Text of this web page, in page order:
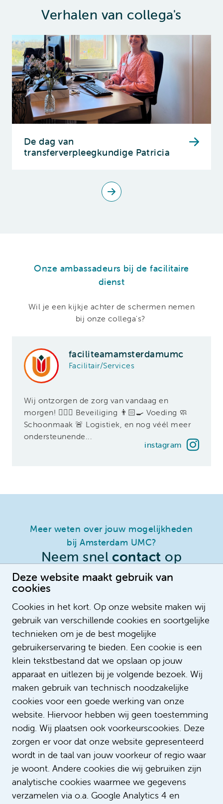
Deze website maakt gebruik van
cookies
Cookies in het kort. Op onze website maken wij
gebruik van verschillende cookies en soortgelijke
technieken om je de best mogelijke
gebruikerservaring te bieden. Een cookie is een
klein tekstbestand dat we opslaan op jouw
apparaat en uitlezen bij je volgende bezoek. Wij
maken gebruik van technisch noodzakelijke
cookies voor een goede werking van onze
website. Hiervoor hebben wij geen toestemming
nodig. Wij plaatsen ook voorkeurscookies. Deze
zorgen er voor dat onze website gepresenteerd
wordt in de taal van jouw voorkeur of regio waar
je woont. Andere cookies die wij gebruiken zijn
analytische cookies waarmee we gegevens
verzamelen via o.a. Google Analytics 4 en
Verhalen van collega's
De dag van
transferverpleegkundige Patricia
Onze ambassadeurs bij de facilitaire
dienst
Wil je een kijkje achter de schermen nemen
bij onze collega's?
faciliteamamsterdamumc
Facilitair/Services
Wij ontzorgen de zorg van vandaag en
morgen! 👮🏽‍♀️ Beveiliging 👨🏻‍🍳 Voeding 🧼
Schoonmaak 🚨 Logistiek, en nog véél meer
ondersteunende...
instagram
Neem snel contact op
Meer weten over jouw mogelijkheden
bij Amsterdam UMC?
Bente van den Heuvel
Recruitmentadviseur
Facilitaire dienst, Dienst Huisvesting,
Vastgoed & Techniek, Centrale
sterilisatieafdeling (CSA,), Verpleegkundigen